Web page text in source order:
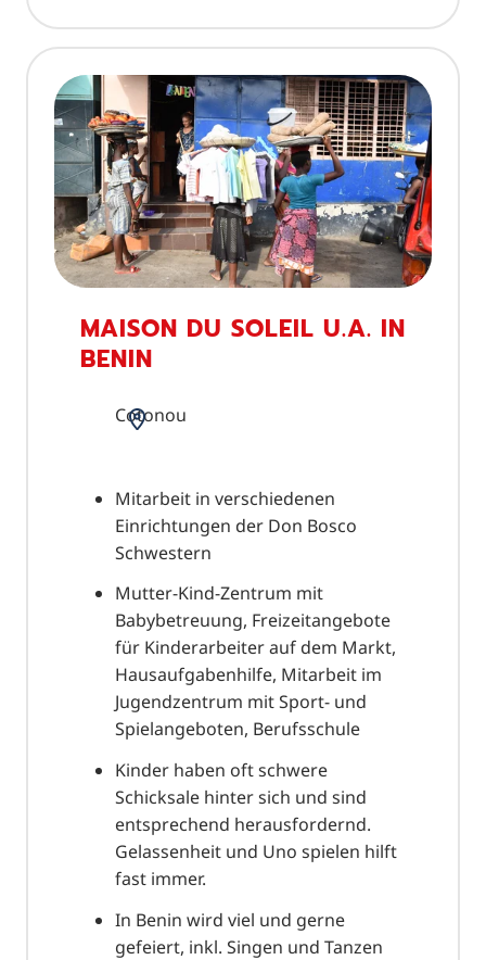
MAISON DU SOLEIL U.A. IN
BENIN
Cotonou
Mitarbeit in verschiedenen
Einrichtungen der Don Bosco
Schwestern
Mutter-Kind-Zentrum mit
Babybetreuung, Freizeitangebote
für Kinderarbeiter auf dem Markt,
Hausaufgabenhilfe, Mitarbeit im
Jugendzentrum mit Sport- und
Spielangeboten, Berufsschule
Kinder haben oft schwere
Schicksale hinter sich und sind
entsprechend herausfordernd.
Gelassenheit und Uno spielen hilft
fast immer.
In Benin wird viel und gerne
gefeiert, inkl. Singen und Tanzen